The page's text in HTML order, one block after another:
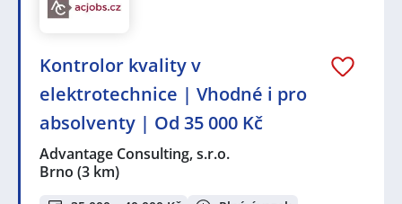
Kontrolor kvality v
elektrotechnice | Vhodné i pro
absolventy | Od 35 000 Kč
Advantage Consulting, s.r.o.
Brno (3 km)